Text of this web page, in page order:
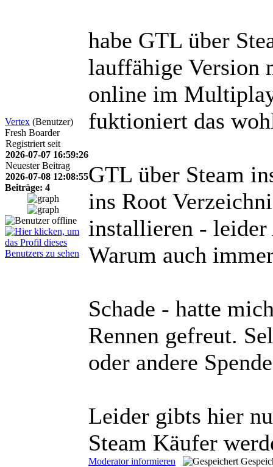
Vertex (Benutzer)
Fresh Boarder
Registriert seit
2026-07-07 16:59:26
Neuester Beitrag
2026-07-08 12:08:55
Beiträge: 4
habe GTL über
lauffähige Version
online im
fuktioniert das
GTL über Steam
ins Root
installieren - leider
Warum auch
Schade - hatte
Rennen gefreut.
oder andere
Leider gibts hier
Steam Käufer
Moderator informieren